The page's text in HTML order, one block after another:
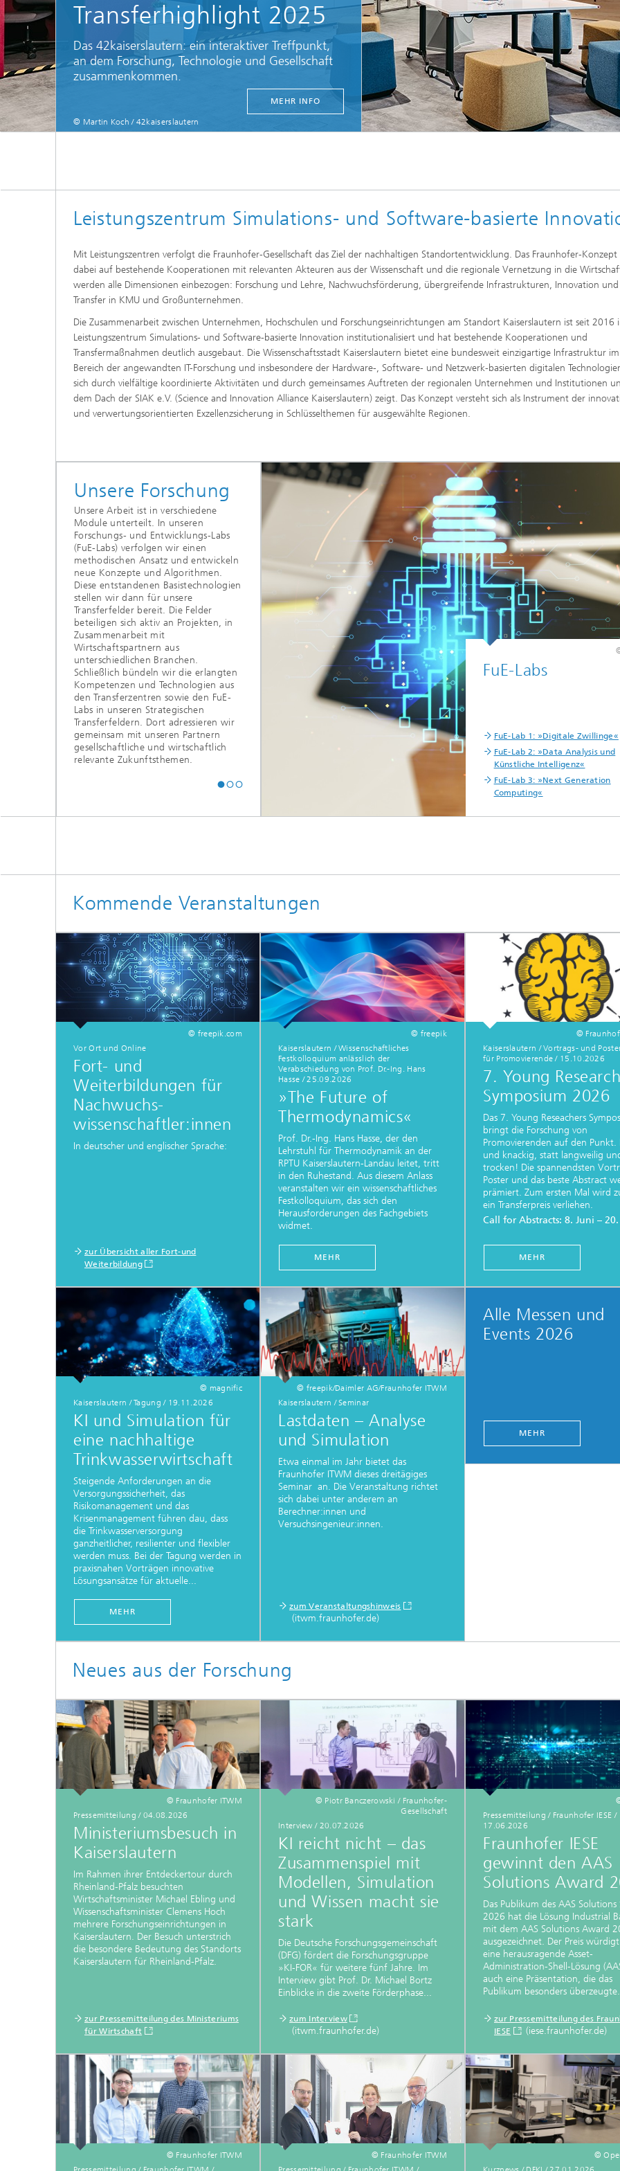
Transferhighlight 2025
Das 42kaiserslautern: ein interaktiver Treffpunkt,
an dem Forschung, Technologie und Gesellschaft
zusammenkommen.
MEHR INFO
© Martin Koch / 42kaiserslautern
Leistungszentrum Simulations- und Software-basierte
Mit Leistungszentren verfolgt die Fraunhofer-Gesellschaft das Ziel der nachhaltigen Standortentwicklung. Das Fraunhofer-Konzept
dabei auf bestehende Kooperationen mit relevanten Akteuren aus der Wissenschaft und die regionale Vernetzung in die
werden alle Dimensionen einbezogen: Forschung und Lehre, Nachwuchsförderung, übergreifende Infrastrukturen, Innovation und
Transfer in KMU und Großunternehmen.
Die Zusammenarbeit zwischen Unternehmen, Hochschulen und Forschungseinrichtungen am Standort Kaiserslautern ist seit 2016
Leistungszentrum Simulations- und Software-basierte Innovation institutionalisiert und hat bestehende Kooperationen und
Transfermaßnahmen deutlich ausgebaut. Die Wissenschaftsstadt Kaiserslautern bietet eine bundesweit einzigartige Infrastruktur im
Bereich der angewandten IT-Forschung und insbesondere der Hardware-, Software- und Netzwerk-basierten digitalen
sich durch vielfältige koordinierte Aktivitäten und durch gemeinsames Auftreten der regionalen Unternehmen und Institutionen
dem Dach der SIAK e.V. (Science and Innovation Alliance Kaiserslautern) zeigt. Das Konzept versteht sich als Instrument der
und verwertungsorientierten Exzellenzsicherung in Schlüsselthemen für ausgewählte Regionen.
Unsere Forschung
Unsere Arbeit ist in verschiedene
Module unterteilt. In unseren
Forschungs- und Entwicklungs-Labs
(FuE-Labs) verfolgen wir einen
methodischen Ansatz und entwickeln
neue Konzepte und Algorithmen.
Diese entstandenen Basistechnologien
stellen wir dann für unsere
Transferfelder bereit. Die Felder
beteiligen sich aktiv an Projekten, in
Zusammenarbeit mit
Wirtschaftspartnern aus
unterschiedlichen Branchen.
Schließlich bündeln wir die erlangten
Kompetenzen und Technologien aus
den Transferzentren sowie den FuE-
Labs in unseren Strategischen
Transferfeldern. Dort adressieren wir
gemeinsam mit unseren Partnern
gesellschaftliche und wirtschaftlich
relevante Zukunftsthemen.
© freepik
FuE-Labs
FuE-Lab 1: »Digitale Zwillinge«
FuE-Lab 2: »Data Analysis und
Künstliche Intelligenz«
FuE-Lab 3: »Next Generation
Kommende Veranstaltungen
© freepik.com
Vor Ort und Online
Fort- und
Weiterbildungen für
Nachwuchs-
wissenschaftler:innen
In deutscher und englischer Sprache:
zur Übersicht aller Fort-und
Weiterbildung
© freepik
Kaiserslautern / Wissenschaftliches
Festkolloquium anlässlich der
Verabschiedung von Prof. Dr.-Ing. Hans
Hasse / 25.09.2026
»The Future of
Thermodynamics«
Prof. Dr.-Ing. Hans Hasse, der den
Lehrstuhl für Thermodynamik an der
RPTU Kaiserslautern-Landau leitet, tritt
in den Ruhestand. Aus diesem Anlass
veranstalten wir ein wissenschaftliches
Festkolloquium, das sich den
Herausforderungen des Fachgebiets
widmet.
MEHR
©
Kaiserslautern / Vortrags- und
für Promovierende / 15.10.2026
7. Young
Symposium 2026
Das 7. Young Reseachers
bringt die Forschung von
Promovierenden auf den Punkt.
und knackig, statt langweilig
trocken! Die spannendsten
Poster und das beste Abstract
prämiert. Zum ersten Mal wird
ein Transferpreis verliehen.
Call for Abstracts: 8. Juni –
MEHR
© magnific
Kaiserslautern / Tagung / 19.11.2026
KI und Simulation für
eine nachhaltige
Trinkwasserwirtschaft
Steigende Anforderungen an die
Versorgungssicherheit, das
Risikomanagement und das
Krisenmanagement führen dau, dass
die Trinkwasserversorgung
ganzheitlicher, resilienter und flexibler
werden muss. Bei der Tagung werden in
praxisnahen Vorträgen innovative
Lösungsansätze für aktuelle...
MEHR
© freepik/Daimler AG/Fraunhofer ITWM
Kaiserslautern / Seminar
Lastdaten – Analyse
und Simulation
Etwa einmal im Jahr bietet das
Fraunhofer ITWM dieses dreitägiges
Seminar an. Die Veranstaltung richtet
sich dabei unter anderem an
Berechner:innen und
Versuchsingenieur:innen.
zum Veranstaltungshinweis
(itwm.fraunhofer.de)
Alle Messen und
Events 2026
MEHR
Neues aus der Forschung
© Fraunhofer ITWM
Pressemitteilung / 04.08.2026
Ministeriumsbesuch in
Kaiserslautern
Im Rahmen ihrer Entdeckertour durch
Rheinland-Pfalz besuchten
Wirtschaftsminister Michael Ebling und
Wissenschaftsminister Clemens Hoch
mehrere Forschungseinrichtungen in
Kaiserslautern. Der Besuch unterstrich
die besondere Bedeutung des Standorts
Kaiserslautern für Rheinland-Pfalz.
zur Pressemitteilung des Ministeriums
für Wirtschaft
© Piotr Banczerowski / Fraunhofer-
Gesellschaft
Interview / 20.07.2026
KI reicht nicht – das
Zusammenspiel mit
Modellen, Simulation
und Wissen macht sie
stark
Die Deutsche Forschungsgemeinschaft
(DFG) fördert die Forschungsgruppe
»KI-FOR« für weitere fünf Jahre. Im
Interview gibt Prof. Dr. Michael Bortz
Einblicke in die zweite Förderphase...
zum Interview
(itwm.fraunhofer.de)
Pressemitteilung / Fraunhofer IESE /
17.06.2026
Fraunhofer IESE
gewinnt den AAS
Solutions Award
Das Publikum des AAS
2026 hat die Lösung Industrial
mit dem AAS Solutions Award
ausgezeichnet. Der Preis
eine herausragende Asset-
Administration-Shell-Lösung
auch eine Präsentation, die das
Publikum besonders überzeugte.
zur Pressemitteilung des
IESE
(iese.fraunhofer.de)
© Fraunhofer ITWM
© Fraunhofer ITWM
©